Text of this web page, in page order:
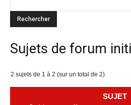
Sujets de forum
2 sujets de 1 à 2 (sur un total de 2)
SUJET